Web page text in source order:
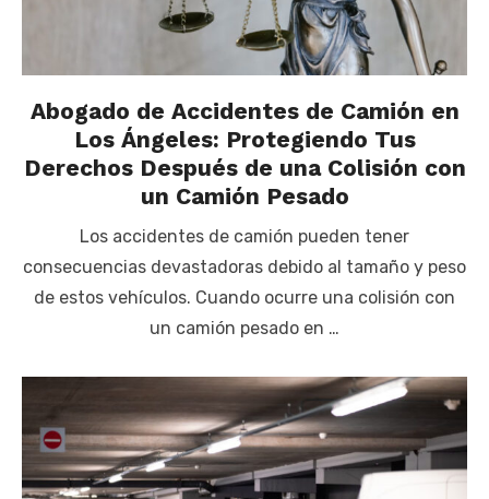
Abogado de Accidentes de Camión en
Los Ángeles: Protegiendo Tus
Derechos Después de una Colisión con
un Camión Pesado
Los accidentes de camión pueden tener
consecuencias devastadoras debido al tamaño y peso
de estos vehículos. Cuando ocurre una colisión con
un camión pesado en …